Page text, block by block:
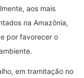
aos mais
na Amazônia,
por favorecer o
em tramitação no